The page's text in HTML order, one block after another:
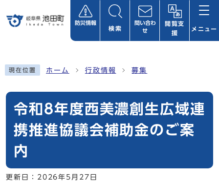
防災情報
検索
問い合わ
せ
閲覧支
援
メニュー
現在位置 ホーム 行政情報 募集
令和8年度西美濃創生広域連
携推進協議会補助金のご案
内
更新日： 2026年5月27日